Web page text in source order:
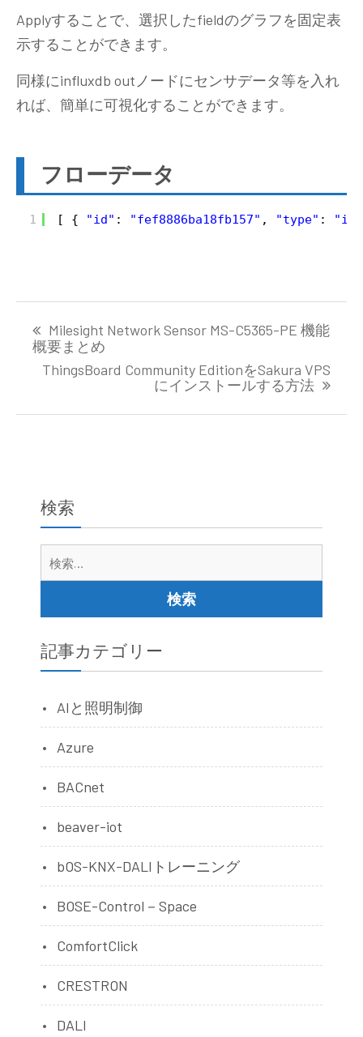
Applyすることで、選択したfieldのグラフを固定表
示することができます。
同様にinfluxdb outノードにセンサデータ等を入れ
れば、簡単に可視化することができます。
フローデータ
1 [ { "id" : "fef8886ba18fb157" , "type" :
ー
Milesight Network Sensor MS-C5365-PE 機能
概要まとめ
ThingsBoard Community EditionをSakura VPS
にインストールする方法
検索
記事カテゴリー
AIと照明制御
Azure
BACnet
beaver-iot
bOS-KNX-DALIトレーニング
BOSE-Control－Space
ComfortClick
CRESTRON
DALI